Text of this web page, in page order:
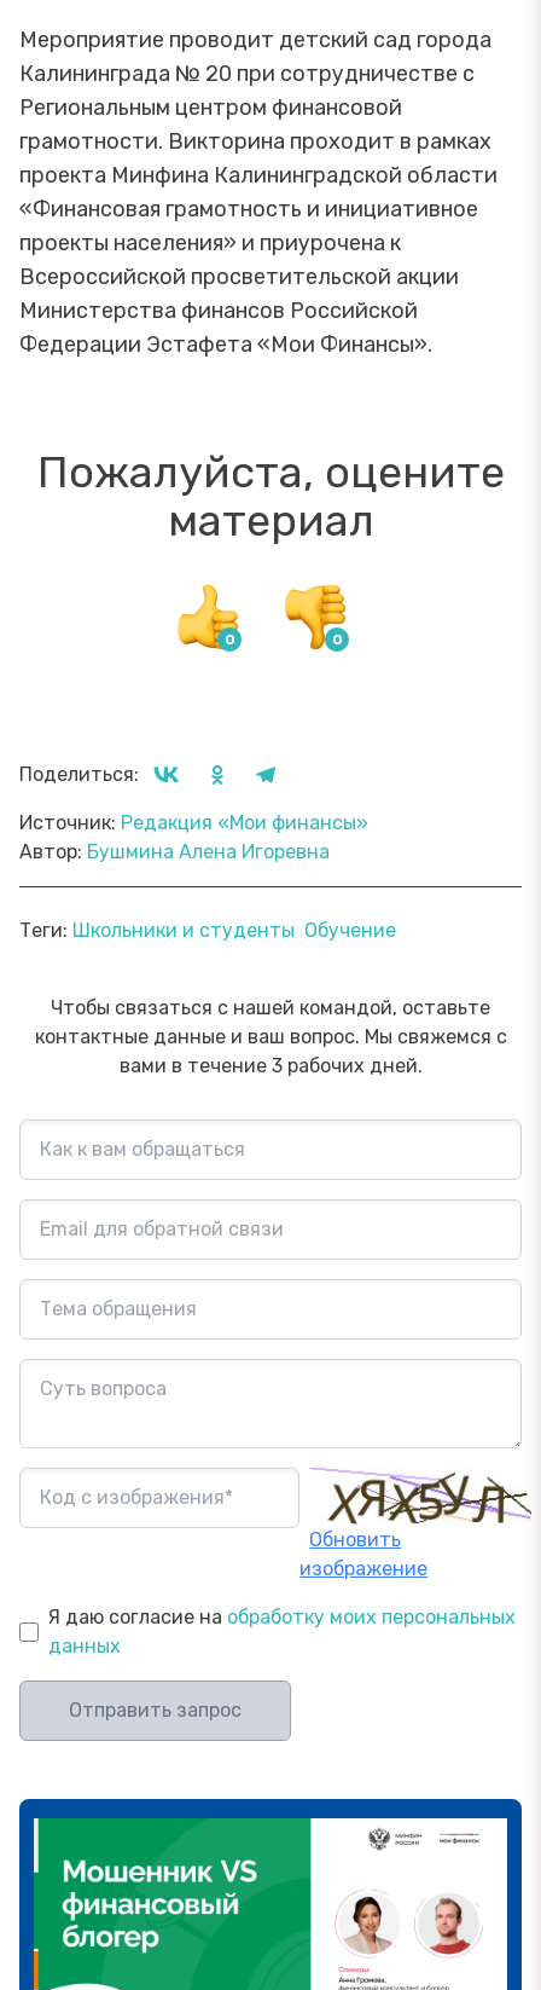
Мероприятие проводит детский сад города
Калининграда № 20 при сотрудничестве с
Региональным центром финансовой
грамотности. Викторина проходит в рамках
проекта Минфина Калининградской области
«Финансовая грамотность и инициативное
проекты населения» и приурочена к
Всероссийской просветительской акции
Министерства финансов Российской
Федерации Эстафета «Мои Финансы».
Пожалуйста, оцените
материал
Поделиться:
Источник: Редакция «Мои финансы»
Автор: Бушмина Алена Игоревна
Теги: Школьники и студенты Обучение
Чтобы связаться с нашей командой, оставьте
контактные данные и ваш вопрос. Мы свяжемся с
вами в течение 3 рабочих дней.
Обновить
изображение
Я даю согласие на обработку моих персональных
данных
Отправить запрос